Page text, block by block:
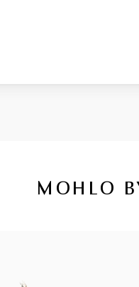
je certifikát, ktorý je k
MOHLO